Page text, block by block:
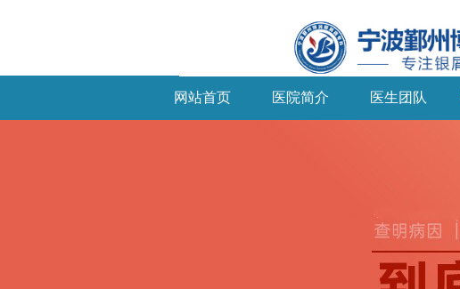
网站首页 医院简介 医生团队